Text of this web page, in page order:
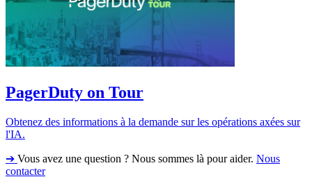
PagerDuty on Tour
Obtenez des informations à la demande sur les opérations axées sur
l'IA.
➔ Vous avez une question ? Nous sommes là pour aider. Nous
contacter